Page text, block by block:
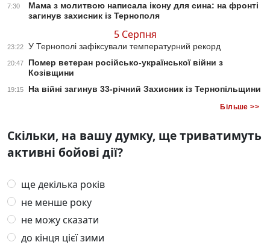
7:30
Мама з молитвою написала ікону для сина: на фронті
загинув захисник із Тернополя
5 Серпня
23:22 У Тернополі зафіксували температурний рекорд
20:47
Помер ветеран російсько-української війни з
Козівщини
19:15 На війні загинув 33-річний Захисник із Тернопільщини
Більше >>
Скільки, на вашу думку, ще триватимуть
активні бойові дії?
ще декілька років
не менше року
не можу сказати
до кінця цієї зими